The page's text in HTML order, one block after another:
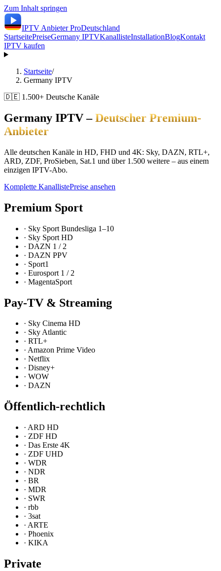
Zum Inhalt springen
IPTV AnbieterProDeutschland
StartseitePreiseGermany IPTVKanallisteInstallationBlogKontakt
IPTV kaufen
Startseite/
Germany IPTV
🇩🇪 1.500+ Deutsche Kanäle
Germany IPTV –Deutscher Premium-
Anbieter
Alle deutschen Kanäle in HD, FHD und 4K: Sky, DAZN, RTL+,
ARD, ZDF, ProSieben, Sat.1 und über 1.500 weitere – aus einem
einzigen IPTV-Abo.
Komplette KanallistePreise ansehen
Premium Sport
· Sky Sport Bundesliga 1–10
· Sky Sport HD
· DAZN 1 / 2
· DAZN PPV
· Sport1
· Eurosport 1 / 2
· MagentaSport
Pay-TV & Streaming
· Sky Cinema HD
· Sky Atlantic
· RTL+
· Amazon Prime Video
· Netflix
· Disney+
· WOW
· DAZN
Öffentlich-rechtlich
· ARD HD
· ZDF HD
· Das Erste 4K
· ZDF UHD
· WDR
· NDR
· BR
· MDR
· SWR
· rbb
· 3sat
· ARTE
· Phoenix
· KIKA
Private